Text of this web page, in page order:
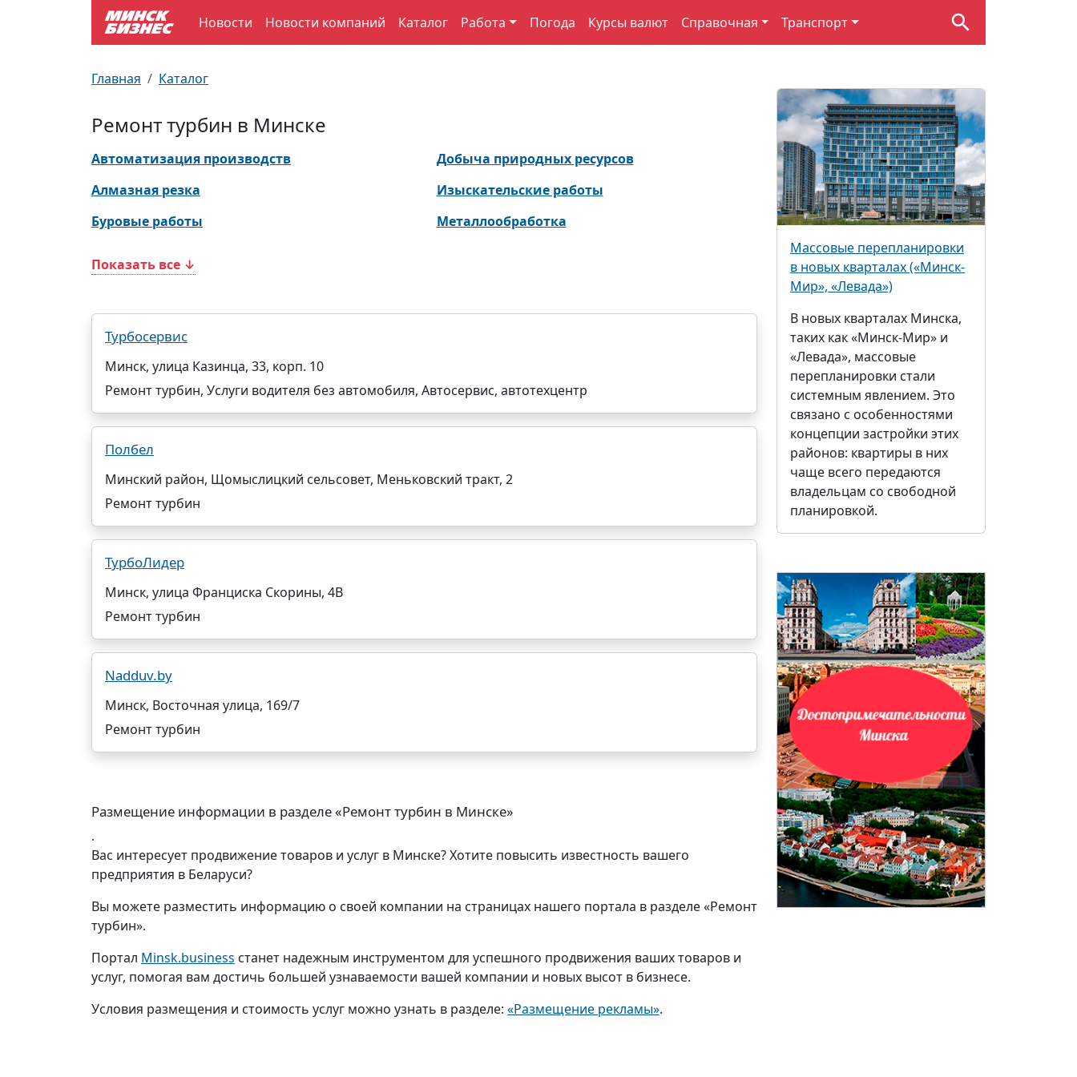
Новости Новости компаний Каталог Работа Погода Курсы валют Справочная Транспорт
Главная Каталог
Ремонт турбин в Минске
Автоматизация производств
Алмазная резка
Буровые работы
Добыча природных ресурсов
Изыскательские работы
Металлообработка
Показать все ↓
Турбосервис
Минск, улица Казинца, 33, корп. 10
Ремонт турбин, Услуги водителя без автомобиля, Автосервис, автотехцентр
Полбел
Минский район, Щомыслицкий сельсовет, Меньковский тракт, 2
Ремонт турбин
ТурбоЛидер
Минск, улица Франциска Скорины, 4В
Ремонт турбин
Nadduv.by
Минск, Восточная улица, 169/7
Ремонт турбин
Размещение информации в разделе «Ремонт турбин в Минске»
.
Вас интересует продвижение товаров и услуг в Минске? Хотите повысить известность вашего
предприятия в Беларуси?
Вы можете разместить информацию о своей компании на страницах нашего портала в разделе «Ремонт
турбин».
Портал Minsk.business станет надежным инструментом для успешного продвижения ваших товаров и
услуг, помогая вам достичь большей узнаваемости вашей компании и новых высот в бизнесе.
Условия размещения и стоимость услуг можно узнать в разделе: «Размещение рекламы».
Массовые перепланировки
в новых кварталах («Минск-
Мир», «Левада»)
В новых кварталах Минска,
таких как «Минск-Мир» и
«Левада», массовые
перепланировки стали
системным явлением. Это
связано с особенностями
концепции застройки этих
районов: квартиры в них
чаще всего передаются
владельцам со свободной
планировкой.
Улицы Минска
Производственный календарь
Документы для ЗАГСа
Пробки на дорогах